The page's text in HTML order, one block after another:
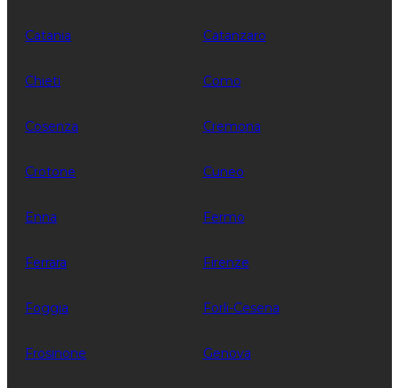
Catania Catanzaro
Chieti Como
Cosenza Cremona
Crotone Cuneo
Enna Fermo
Ferrara Firenze
Foggia Forli-Cesena
Frosinone Genova